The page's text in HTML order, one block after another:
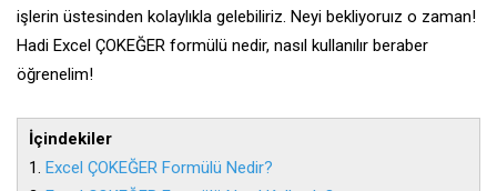
işlerin üstesinden kolaylıkla gelebiliriz. Neyi bekliyoruız o zaman!
Hadi Excel ÇOKEĞER formülü nedir, nasıl kullanılır beraber
öğrenelim!
İçindekiler
1. Excel ÇOKEĞER Formülü Nedir?